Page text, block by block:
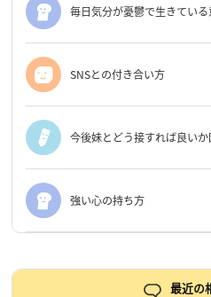
毎日気分が憂鬱で生きてい
SNSとの付き合い方
今後妹とどう接すれば良い
強い心の持ち方
最近の